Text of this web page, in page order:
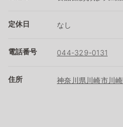
定休日 なし
電話番号 044-329-0131
住所 神奈川県川崎市川